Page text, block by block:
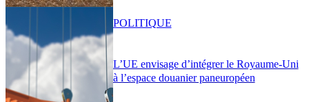
L’UE envisage d’intégrer le Royaume-Uni
à l’espace douanier paneuropéen
POLITIQUE